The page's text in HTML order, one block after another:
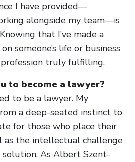
I have provided—
alongside my team—is
that I’ve made a
someone’s life or business
truly fulfilling.
to become a lawyer?
to be a lawyer. My
a deep-seated instinct to
for those who place their
as the intellectual challenge
As Albert Szent-